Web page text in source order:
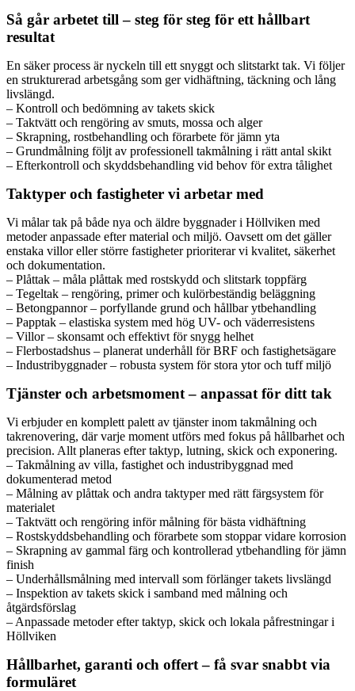
Så går arbetet till – steg för steg för ett hållbart
resultat
En säker process är nyckeln till ett snyggt och slitstarkt tak. Vi följer
en strukturerad arbetsgång som ger vidhäftning, täckning och lång
livslängd.
– Kontroll och bedömning av takets skick
– Taktvätt och rengöring av smuts, mossa och alger
– Skrapning, rostbehandling och förarbete för jämn yta
– Grundmålning följt av professionell takmålning i rätt antal skikt
– Efterkontroll och skyddsbehandling vid behov för extra tålighet
Taktyper och fastigheter vi arbetar med
Vi målar tak på både nya och äldre byggnader i Höllviken med
metoder anpassade efter material och miljö. Oavsett om det gäller
enstaka villor eller större fastigheter prioriterar vi kvalitet, säkerhet
och dokumentation.
– Plåttak – måla plåttak med rostskydd och slitstark toppfärg
– Tegeltak – rengöring, primer och kulörbeständig beläggning
– Betongpannor – porfyllande grund och hållbar ytbehandling
– Papptak – elastiska system med hög UV- och väderresistens
– Villor – skonsamt och effektivt för snygg helhet
– Flerbostadshus – planerat underhåll för BRF och fastighetsägare
– Industribyggnader – robusta system för stora ytor och tuff miljö
Tjänster och arbetsmoment – anpassat för ditt tak
Vi erbjuder en komplett palett av tjänster inom takmålning och
takrenovering, där varje moment utförs med fokus på hållbarhet och
precision. Allt planeras efter taktyp, lutning, skick och exponering.
– Takmålning av villa, fastighet och industribyggnad med
dokumenterad metod
– Målning av plåttak och andra taktyper med rätt färgsystem för
materialet
– Taktvätt och rengöring inför målning för bästa vidhäftning
– Rostskyddsbehandling och förarbete som stoppar vidare korrosion
– Skrapning av gammal färg och kontrollerad ytbehandling för jämn
finish
– Underhållsmålning med intervall som förlänger takets livslängd
– Inspektion av takets skick i samband med målning och
åtgärdsförslag
– Anpassade metoder efter taktyp, skick och lokala påfrestningar i
Höllviken
Hållbarhet, garanti och offert – få svar snabbt via
formuläret